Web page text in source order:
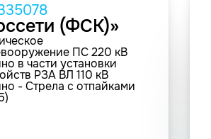
(ФСК)»
ПС 220 кВ
в части установки
РЗА ВЛ 110 кВ
- Стрела с отпайками